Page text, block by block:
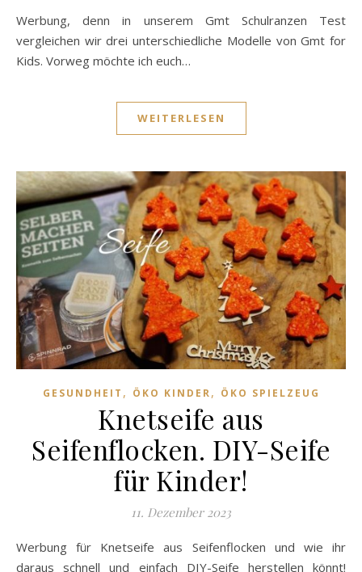
Werbung, denn in unserem Gmt Schulranzen Test
vergleichen wir drei unterschiedliche Modelle von Gmt for
Kids. Vorweg möchte ich euch…
WEITERLESEN
GESUNDHEIT , ÖKO KINDER, ÖKO SPIELZEUG
Knetseife aus
Seifenflocken. DIY-Seife
für Kinder!
11. Dezember 2023
Werbung für Knetseife aus Seifenflocken und wie ihr
daraus schnell und einfach DIY-Seife herstellen könnt!